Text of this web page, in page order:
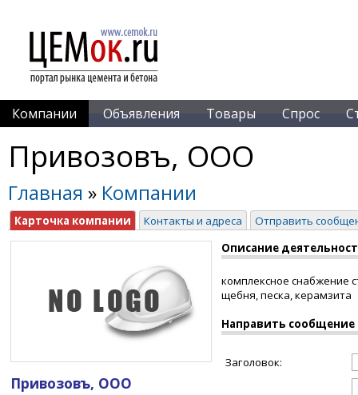
Компании Объявления Товары Спрос
Привозовъ, ООО
Главная » Компании
Карточка компании Контакты и адреса Отправить
Привозовъ, ООО
Описание
комплексное снабжение
щебня, песка, керамзита
Направить
Заголовок: